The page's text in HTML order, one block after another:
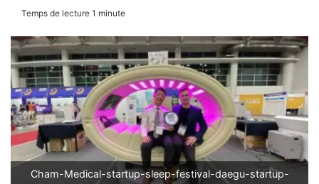
Temps de lecture 1 minute
Cham-Medical-startup-sleep-festival-daegu-startup-